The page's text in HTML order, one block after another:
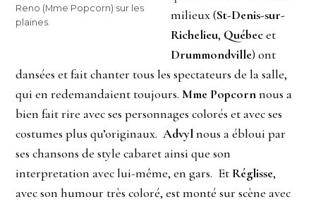
Reno (Mme Popcorn) sur les
plaines.
milieux (St-Denis-sur-
Richelieu, Québecet
Drummondville) ont
dansées et fait chanter tous les spectateurs de la salle,
qui en redemandaient toujours.Mme Popcornnous a
bien fait rire avec ses personnages colorés et avec ses
costumes plus qu’originaux.Advylnous a ébloui par
ses chansons de style cabaret ainsi que son
interpretation avec lui-même, en gars. Et Réglisse,
avec son humour très coloré, est monté sur scène avec